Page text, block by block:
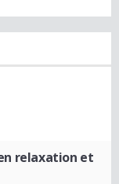
relaxation et